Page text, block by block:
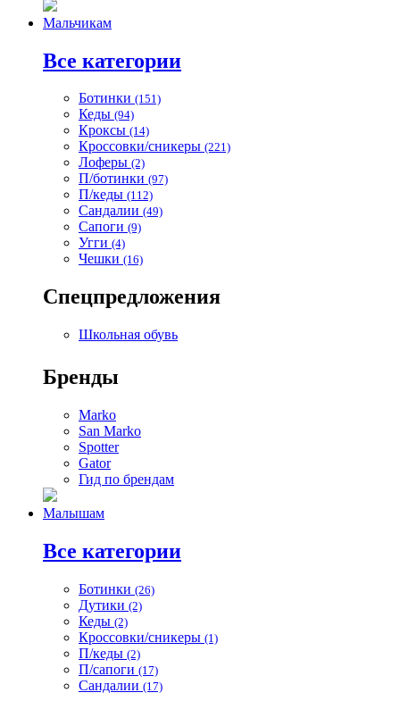
Мальчикам
Все категории
Ботинки (151)
Кеды (94)
Кроксы (14)
Кроссовки/сникеры (221)
Лоферы (2)
П/ботинки (97)
П/кеды (112)
Сандалии (49)
Сапоги (9)
Угги (4)
Чешки (16)
Спецпредложения
Школьная обувь
Бренды
Marko
San Marko
Spotter
Gator
Гид по брендам
Малышам
Все категории
Ботинки (26)
Дутики (2)
Кеды (2)
Кроссовки/сникеры (1)
П/кеды (2)
П/сапоги (17)
Сандалии (17)